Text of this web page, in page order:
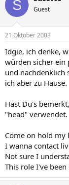
S Guest
21 Oktober 2003
Idgie, ich denke,
würden sicher ein
und nachdenklich
ich aber zu Hause.
Hast Du's
"head" verwendet.
Come on hold my
I wanna contact
Not sure I
This role I've been